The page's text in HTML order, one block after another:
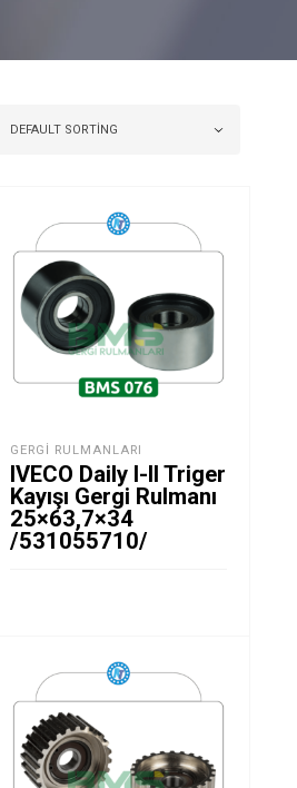
DEFAULT SORTING
GERGI RULMANLARI
IVECO Daily I-II Triger
Kayışı Gergi Rulmanı
25×63,7×34
/531055710/